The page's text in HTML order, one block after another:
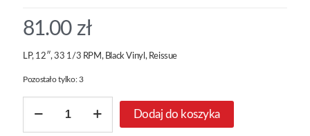
81.00 zł
LP, 12″, 33 1/3 RPM, Black Vinyl, Reissue
Pozostało tylko: 3
The
Dodaj do koszyka